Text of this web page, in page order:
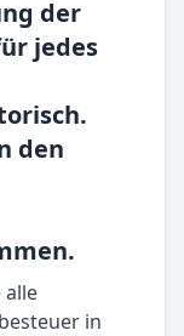
der
jedes
den
alle
in